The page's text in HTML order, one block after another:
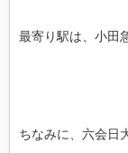
最寄り駅は、小田
ちなみに、六会日